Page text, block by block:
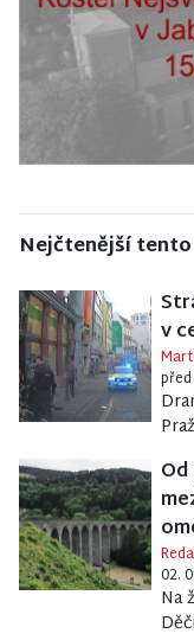
Nejčtenější
v
02.
Na